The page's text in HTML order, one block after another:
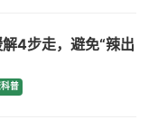
4步走，避免“辣出
普